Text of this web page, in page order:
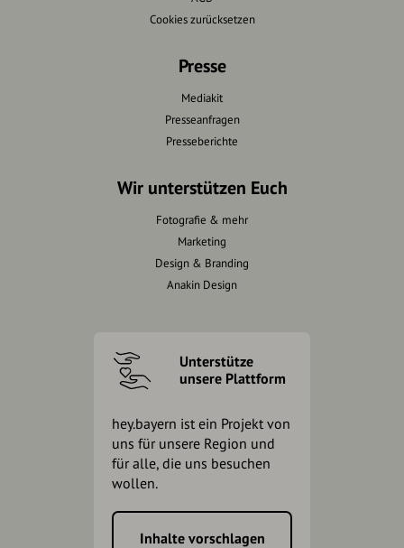
Cookies zurücksetzen
Presse
Mediakit
Presseanfragen
Presseberichte
Wir unterstützen Euch
Fotografie & mehr
Marketing
Design & Branding
Anakin Design
Unterstütze
unsere Plattform
hey.bayern ist ein Projekt von
uns für unsere Region und
für alle, die uns besuchen
wollen.
Inhalte vorschlagen